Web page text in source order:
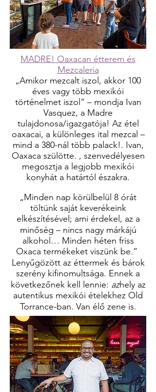
MADRE! Oaxacan étterem és
Mezcaleria
„Amikor mezcalt iszol, akkor 100
éves vagy több mexikói
történelmet iszol” – mondja Ivan
Vasquez, a Madre
tulajdonosa/igazgatója! Az étel
oaxacai, a különleges ital mezcal –
mind a 380-nál több palack!. Ivan,
Oaxaca szülötte. , szenvedélyesen
megosztja a legjobb mexikói
konyhát a határtól északra.
„Minden nap körülbelül 8 órát
töltünk saját keverékeink
elkészítésével; ami érdekel, az a
minőség – nincs nagy márkájú
alkohol… Minden héten friss
Oxaca termékeket viszünk be.”
Lenyűgözött az éttermek és bárok
szerény kifinomultsága. Ennek a
következőnek kell lennie: azhely az
autentikus mexikói ételekhez Old
Torrance-ban. Van élő zene is.